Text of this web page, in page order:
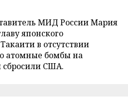
МИД России Мария
японского
в отсутствии
атомные бомбы на
сбросили США.